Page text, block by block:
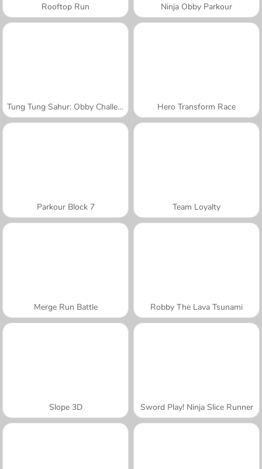
Rooftop Run Ninja Obby Parkour
Tung Tung Sahur: Obby Challenge Hero Transform Race
Parkour Block 7 Team Loyalty
Merge Run Battle Robby The Lava Tsunami
Slope 3D Sword Play! Ninja Slice Runner